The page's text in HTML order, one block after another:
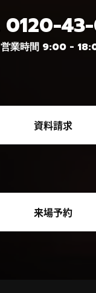
0120-
営業時間 9:00 -
資料請求
来場予約